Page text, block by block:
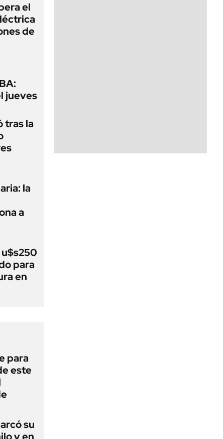
el
de
jueves
tras la
la
a
para
en
para
este
su